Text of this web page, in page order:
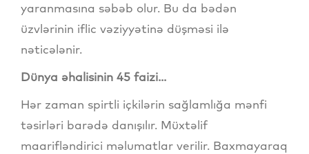
yaranmasına səbəb olur. Bu da bədən
üzvlərinin iflic vəziyyətinə düşməsi ilə
nəticələnir.
Dünya əhalisinin 45 faizi...
Hər zaman spirtli içkilərin sağlamlığa mənfi
təsirləri barədə danışılır. Müxtəlif
maarifləndirici məlumatlar verilir. Baxmayaraq